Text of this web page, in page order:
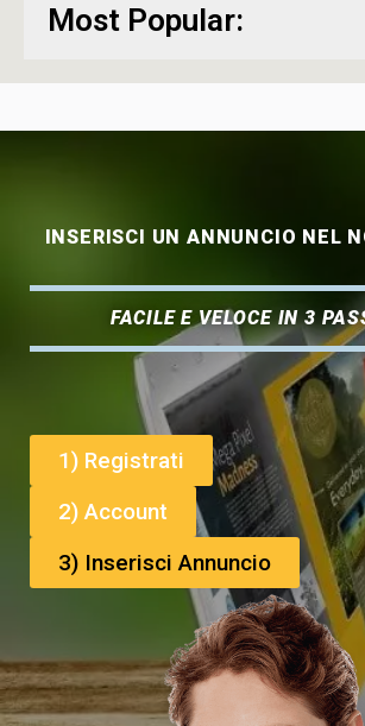
Most Popular:
INSERISCI UN ANNUNCIO NEL
FACILE E VELOCE IN 3
1) Registrati
2) Account
3) Inserisci Annuncio